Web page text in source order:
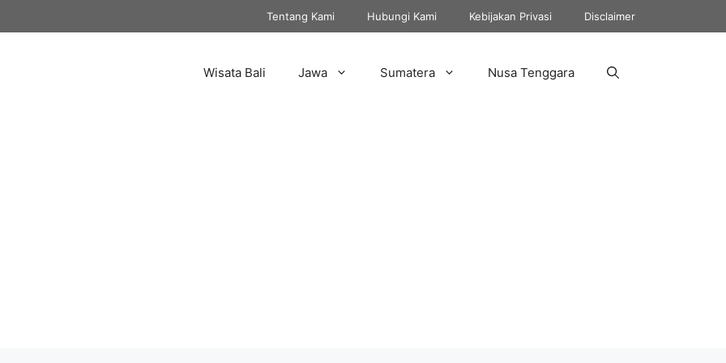
Tentang Kami Hubungi Kami Kebijakan Privasi Disclaimer
Wisata Bali Jawa Sumatera Nusa Tenggara